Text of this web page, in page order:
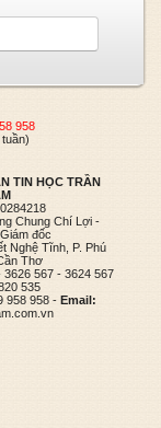
958
TIN HỌC TRẦN
Chung Chí Lợi -
Giám đốc
Nghệ Tĩnh, P. Phú
Thơ
567 - 3624 567
535
958 958 - Email: